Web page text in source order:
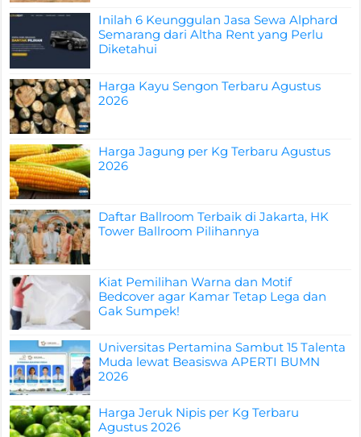
Inilah 6 Keunggulan Jasa Sewa Alphard
Semarang dari Altha Rent yang Perlu
Diketahui
Harga Kayu Sengon Terbaru Agustus
2026
Harga Jagung per Kg Terbaru Agustus
2026
Daftar Ballroom Terbaik di Jakarta, HK
Tower Ballroom Pilihannya
Kiat Pemilihan Warna dan Motif
Bedcover agar Kamar Tetap Lega dan
Gak Sumpek!
Universitas Pertamina Sambut 15 Talenta
Muda lewat Beasiswa APERTI BUMN
2026
Harga Jeruk Nipis per Kg Terbaru
Agustus 2026